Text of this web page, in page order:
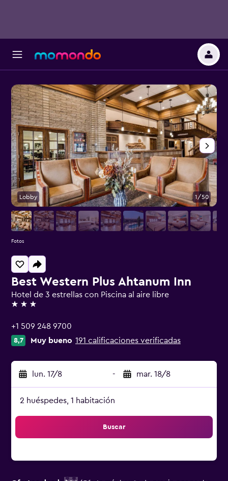
Best Western Plus Ahtanum Inn
Hotel de 3 estrellas con Piscina al aire libre
3 estrellas
+1 509 248 9700
8,7 Muy bueno 191 calificaciones verificadas
lun. 17/8 - mar. 18/8
2 huéspedes, 1 habitación
Buscar
Lobby 1/50
Fotos